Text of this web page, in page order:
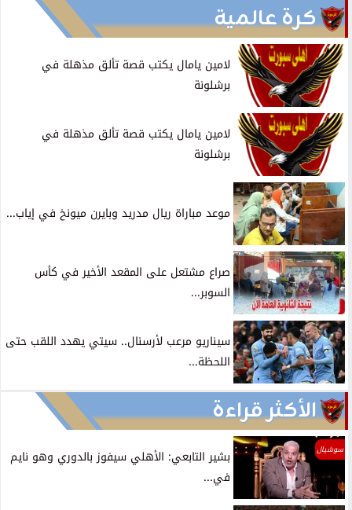
كرة عالمية
لامين يامال يكتب قصة تألق مذهلة في
برشلونة
لامين يامال يكتب قصة تألق مذهلة في
برشلونة
موعد مباراة ريال مدريد وبايرن ميونخ في إياب...
صراع مشتعل على المقعد الأخير في كأس
السوبر...
سيناريو مرعب لأرسنال.. سيتي يهدد اللقب حتى
اللحظة...
الأكثر قراءة
سوشيال
بشير التابعي: الأهلي سيفوز بالدوري وهو نايم
في...